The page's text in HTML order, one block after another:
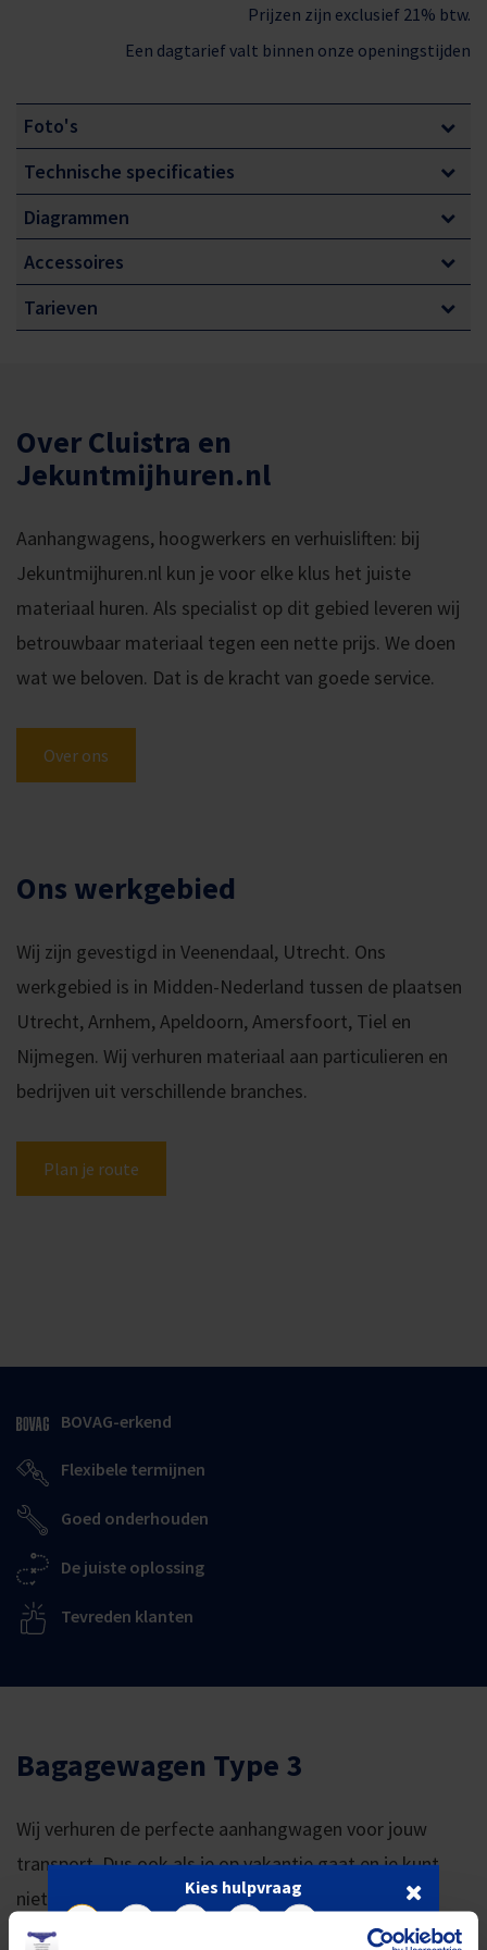
Kies hulpvraag
binnen14 dagen tot de afhaaldatum
annuleert ontvangt u geen geld terug.
Prijzen zijn exclusief 21% btw.
Een dagtarief valt binnen onze openingstijden
Foto's
Technische specificaties
Diagrammen
Accessoires
Tarieven
Over Cluistra en
Jekuntmijhuren.nl
Aanhangwagens, hoogwerkers en verhuisliften: bij
Jekuntmijhuren.nl kun je voor elke klus het juiste
materiaal huren. Als specialist op dit gebied leveren wij
betrouwbaar materiaal tegen een nette prijs. We doen
wat we beloven. Dat is de kracht van goede service.
Over ons
Ons werkgebied
Wij zijn gevestigd in Veenendaal, Utrecht. Ons
werkgebied is in Midden-Nederland tussen de plaatsen
Utrecht, Arnhem, Apeldoorn, Amersfoort, Tiel en
Nijmegen. Wij verhuren materiaal aan particulieren en
bedrijven uit verschillende branches.
Plan je route
BOVAG-erkend
Flexibele termijnen
Goed onderhouden
De juiste oplossing
Tevreden klanten
Bagagewagen Type 3
Wij verhuren de perfecte aanhangwagen voor jouw
transport. Dus ook als je op vakantie gaat en je kunt
niet alles in je auto kwijt. Dit model heeft een
laadruimte met afmetingen van 1,95 x 1 x 0,5 meter.